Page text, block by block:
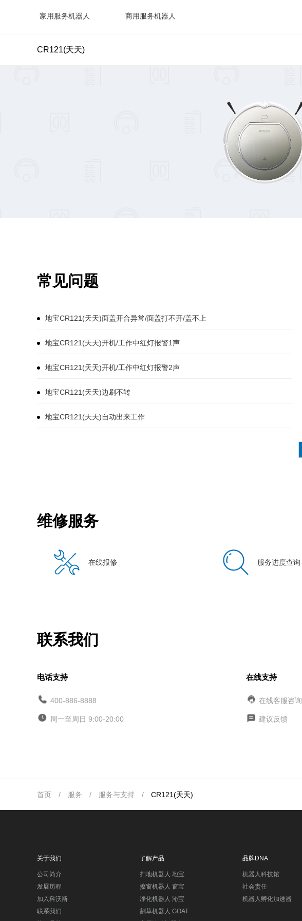
家用服务机器人 商用服务机器人
CR121(天天)
常见问题
地宝CR121(天天)面盖开合异常/面盖打不开/盖不上
地宝CR121(天天)开机/工作中红灯报警1声
地宝CR121(天天)开机/工作中红灯报警2声
地宝CR121(天天)边刷不转
地宝CR121(天天)自动出来工作
维修服务
在线报修 服务进度查询
联系我们
电话支持
400-886-8888
周一至周日 9:00-20:00
在线支持
在线客服咨询
建议反馈
首页 / 服务 / 服务与支持 / CR121(天天)
关于我们
公司简介
发展历程
加入科沃斯
联系我们
了解产品
扫地机器人 地宝
擦窗机器人 窗宝
净化机器人 沁宝
割草机器人 GOAT
品牌DNA
机器人科技馆
社会责任
机器人孵化加速器